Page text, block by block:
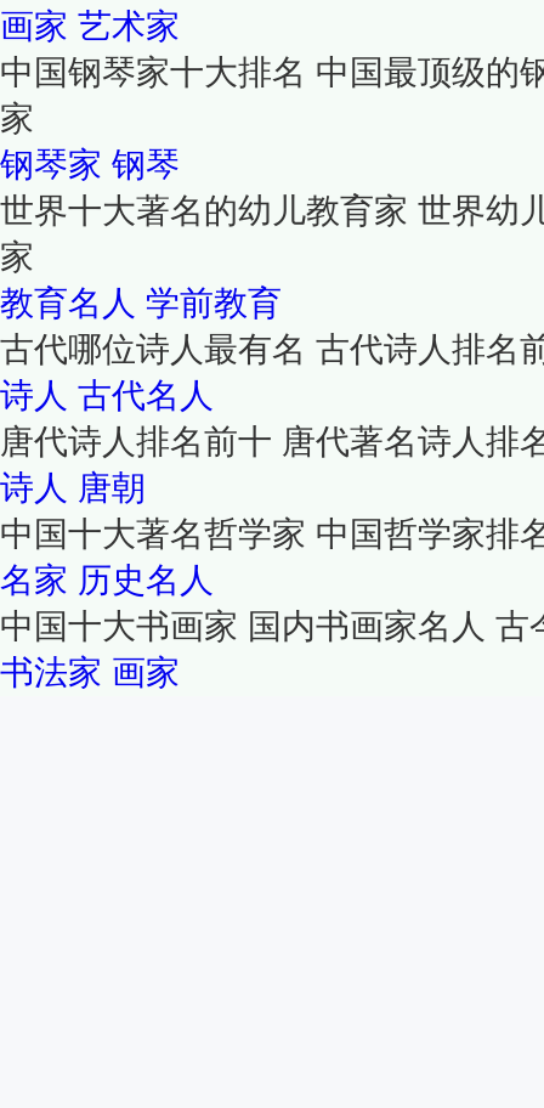
画家 艺术家
中国钢琴家十大排名 中国最顶级的
家
钢琴家 钢琴
世界十大著名的幼儿教育家 世界幼
家
教育名人 学前教育
古代哪位诗人最有名 古代诗人排名
诗人 古代名人
唐代诗人排名前十 唐代著名诗人排
诗人 唐朝
中国十大著名哲学家 中国哲学家排
名家 历史名人
中国十大书画家 国内书画家名人 古
书法家 画家